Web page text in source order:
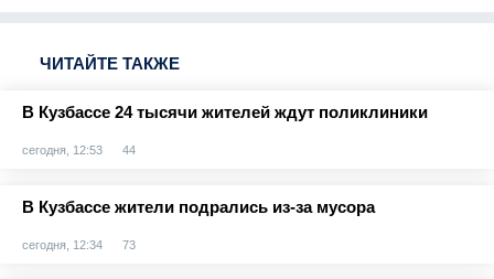
ЧИТАЙТЕ ТАКЖЕ
В Кузбассе 24 тысячи жителей ждут поликлиники
сегодня, 12:53 44
В Кузбассе жители подрались из-за мусора
сегодня, 12:34 73